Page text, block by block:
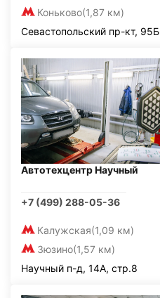
Коньково(1,87 км)
Севастопольский пр-кт, 95Б
Автотехцентр Научный
+7 (499) 288-05-36
Калужская(1,09 км)
Зюзино(1,57 км)
Научный п-д, 14А, стр.8